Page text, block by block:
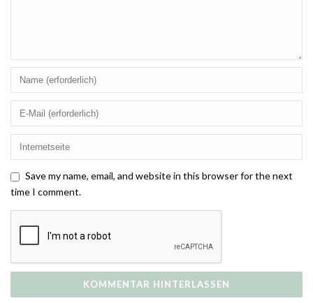
Save my name, email, and website in this browser for the next
time I comment.